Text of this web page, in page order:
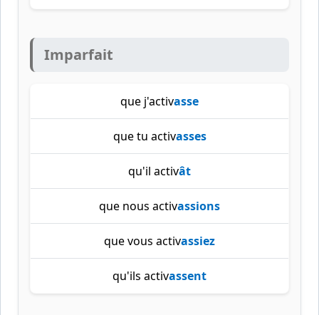
Imparfait
que j'activasse
que tu activasses
qu'il activât
que nous activassions
que vous activassiez
qu'ils activassent